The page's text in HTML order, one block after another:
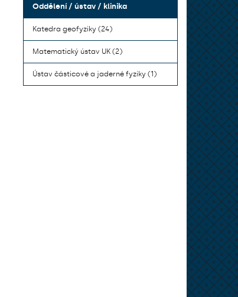
Oddělení / ústav / klinika
Katedra geofyziky (24)
Matematický ústav UK (2)
Ústav částicové a jaderné fyziky (1)